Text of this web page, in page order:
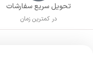
تحویل سریع سفارشات
در کمترین زمان